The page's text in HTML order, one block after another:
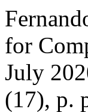
for
July
(17), p.